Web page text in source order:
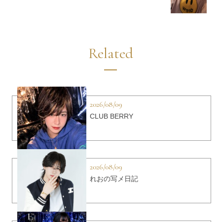
Related
2026/08/09
CLUB BERRY
2026/08/09
れおの写メ日記